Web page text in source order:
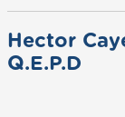
Hector
Q.E.P.D